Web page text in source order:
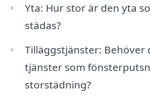
Yta: Hur stor är den yta
städas?
Tilläggstjänster: Behöver
tjänster som
storstädning?